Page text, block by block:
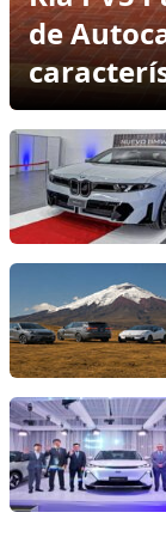
de